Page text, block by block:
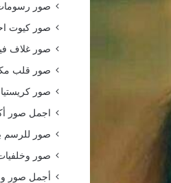
صور رسومات
صور كيوت
صور غلاف
صور قلب
صور
اجمل صور
صور للرسم
صور
أجمل صور